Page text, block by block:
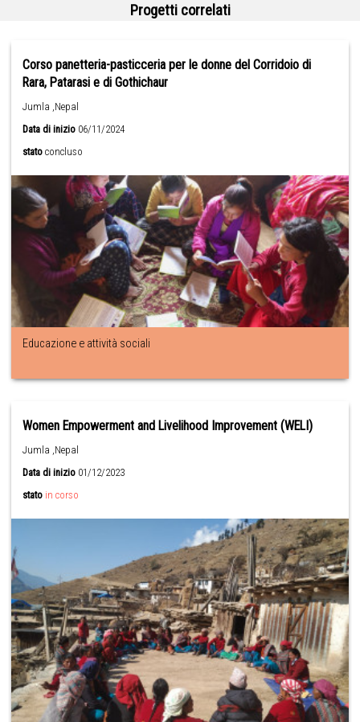
Progetti correlati
Corso panetteria-pasticceria per le donne del Corridoio di
Rara, Patarasi e di Gothichaur
Jumla ,Nepal
Data di inizio 06/11/2024
stato concluso
Educazione e attività sociali
Women Empowerment and Livelihood Improvement (WELI)
Jumla ,Nepal
Data di inizio 01/12/2023
stato in corso